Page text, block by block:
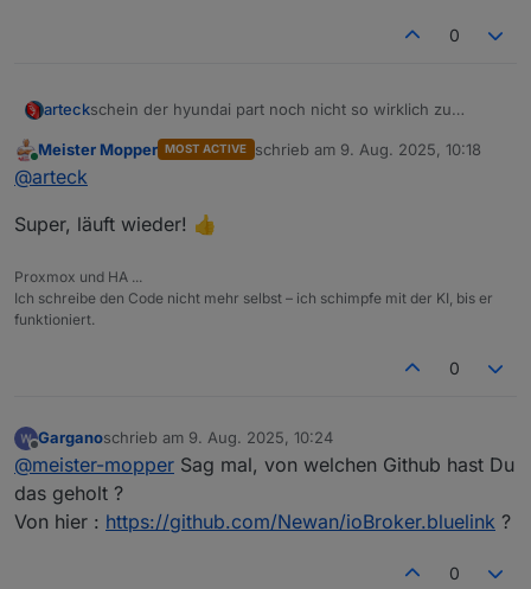
- "
authentication"}\n"
0
arteckschein der hyundai part noch nicht so wirklich zu
Online
Meister Mopper MOST ACTIVE schrieb am 9. Aug. 2025, 10:18
zuletzt editiert von
@arteck
Super, läuft wieder! 👍
Proxmox und HA ...
Ich schreibe den Code nicht mehr selbst – ich schimpfe mit der KI, bis er
funktioniert.
0
Offline
Garganoschrieb am 9. Aug. 2025, 10:24
zuletzt editiert von
@meister-mopper Sag mal, von welchen Github hast Du
das geholt ?
Von hier : https://github.com/Newan/ioBroker.bluelink ?
0